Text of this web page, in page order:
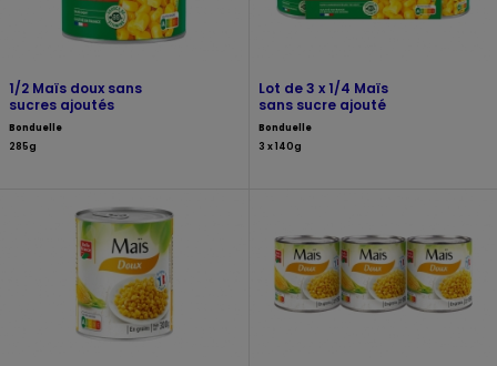
1/2 Maïs doux sans
sucres ajoutés
Bonduelle
285g
Lot de 3 x 1/4 Maïs
sans sucre ajouté
Bonduelle
3 x 140g